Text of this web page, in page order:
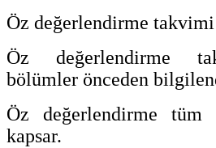
Öz değerlendirme takvimi
Öz değerlendirme
bölümler önceden
Öz değerlendirme tüm
kapsar.